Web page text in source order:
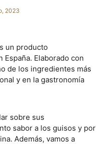
2023
un producto
Elaborado con
de los ingredientes más
y en la gastronomía
sobre sus
sabor a los guisos y por
Además, vamos a